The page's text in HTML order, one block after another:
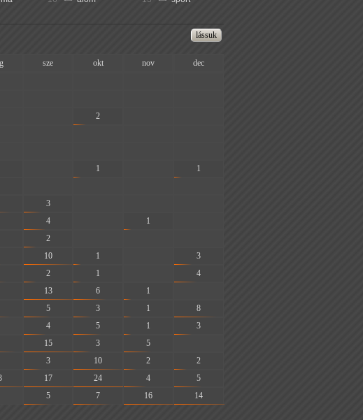
sze okt nov
dec
2
1
1
3
4 1
2
10 1
3
2 1
4
13 6 1
5 3 1
8
4 5 1
3
15 3 5
3 10 2
2
17 24 4
5
5 7 16 14